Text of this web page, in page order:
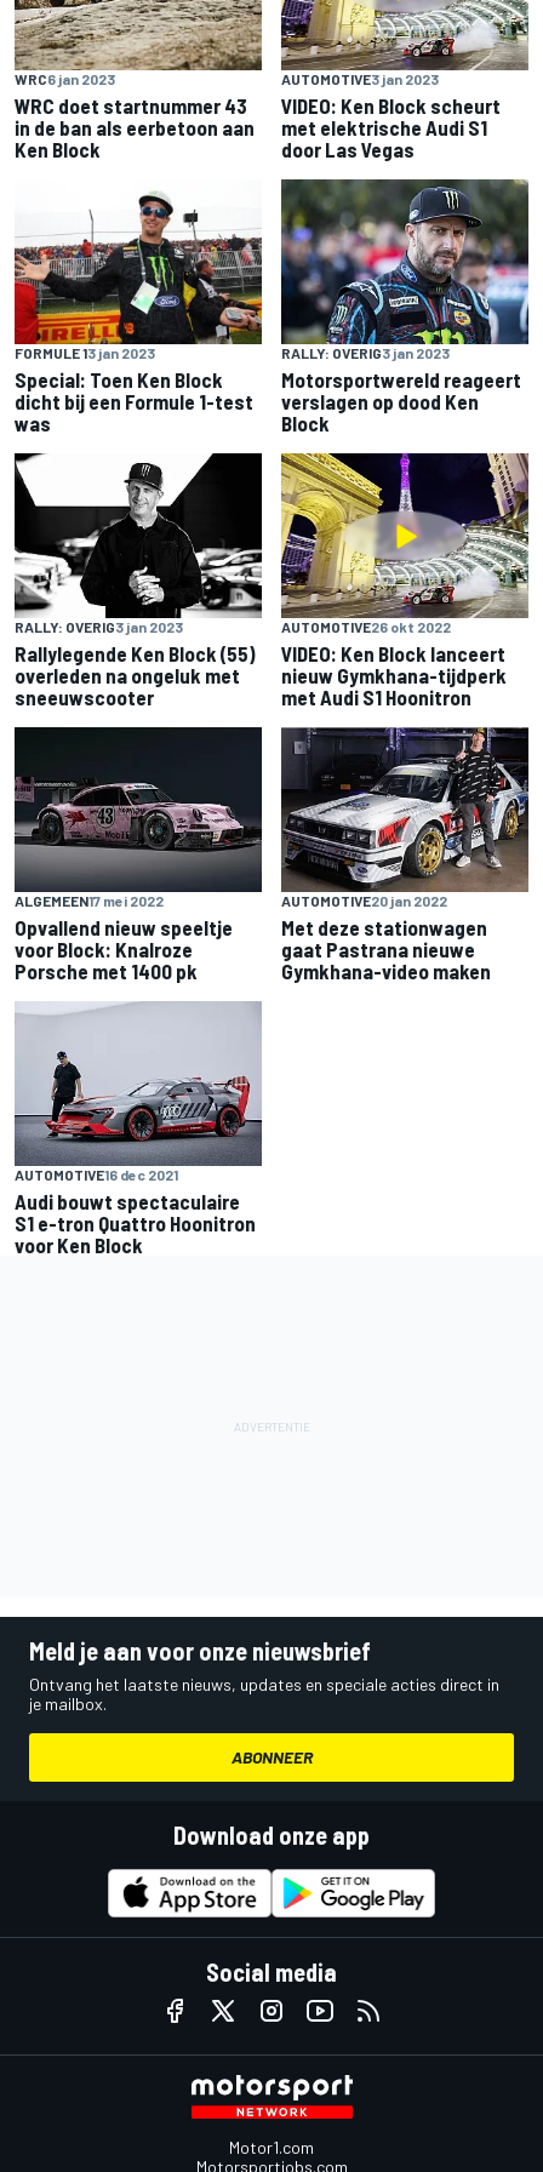
WRC6 jan 2023
WRC doet startnummer 43
in de ban als eerbetoon aan
Ken Block
AUTOMOTIVE3 jan 2023
VIDEO: Ken Block scheurt
met elektrische Audi S1
door Las Vegas
FORMULE 13 jan 2023
Special: Toen Ken Block
dicht bij een Formule 1-test
was
RALLY: OVERIG3 jan 2023
Motorsportwereld reageert
verslagen op dood Ken
Block
RALLY: OVERIG3 jan 2023
Rallylegende Ken Block (55)
overleden na ongeluk met
sneeuwscooter
AUTOMOTIVE26 okt 2022
VIDEO: Ken Block lanceert
nieuw Gymkhana-tijdperk
met Audi S1 Hoonitron
ALGEMEEN17 mei 2022
Opvallend nieuw speeltje
voor Block: Knalroze
Porsche met 1400 pk
AUTOMOTIVE20 jan 2022
Met deze stationwagen
gaat Pastrana nieuwe
Gymkhana-video maken
AUTOMOTIVE16 dec 2021
Audi bouwt spectaculaire
S1 e-tron Quattro Hoonitron
voor Ken Block
Meld je aan voor onze nieuwsbrief
Ontvang het laatste nieuws, updates en speciale acties direct in
je mailbox.
ABONNEER
Download onze app
Social media
Motor1.com
Motorsportjobs.com